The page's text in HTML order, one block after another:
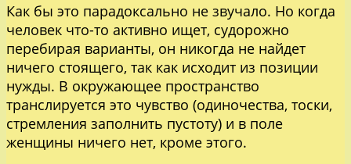
Как бы это парадоксально не звучало. Но когда
человек что-то активно ищет, судорожно
перебирая варианты, он никогда не найдет
ничего стоящего, так как исходит из позиции
нужды. В окружающее пространство
транслируется это чувство (одиночества, тоски,
стремления заполнить пустоту) и в поле
женщины ничего нет, кроме этого.